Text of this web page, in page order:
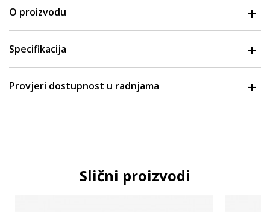
O proizvodu
Specifikacija
Provjeri dostupnost u radnjama
Slični proizvodi